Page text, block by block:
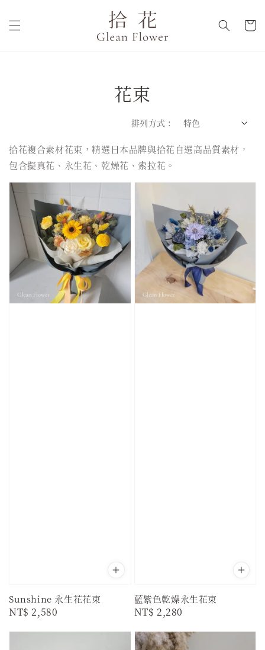
花束
排列方式 :
拾花複合素材花束，精選日本品牌與拾花自選高品質素材，
包含擬真花、永生花、乾燥花、索拉花。
Sunshine 永生花花束
Regular
NT$ 2,580
藍紫色乾燥永生花束
Regular
NT$ 2,280